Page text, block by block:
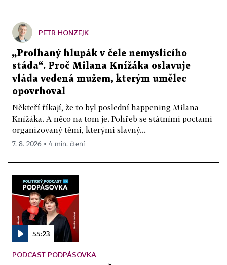
PETR HONZEJK
„Prolhaný hlupák v čele nemyslícího
stáda“. Proč Milana Knížáka oslavuje
vláda vedená mužem, kterým umělec
opovrhoval
Někteří říkají, že to byl poslední happening Milana
Knížáka. A něco na tom je. Pohřeb se státními poctami
organizovaný těmi, kterými slavný...
7. 8. 2026 ▪ 4 min. čtení
55:23
PODCAST PODPÁSOVKA